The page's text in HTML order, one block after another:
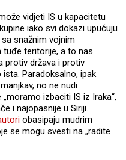
vidjeti IS u kapacitetu
iako svi dokazi upućuju
snažnim vojnim
teritorije, a to nas
protiv država i protiv
Paradoksalno, ipak
no ne nudi
izbaciti IS iz Iraka“,
i najopasnije u Siriji.
obasipaju mudrim
se mogu svesti na „radite